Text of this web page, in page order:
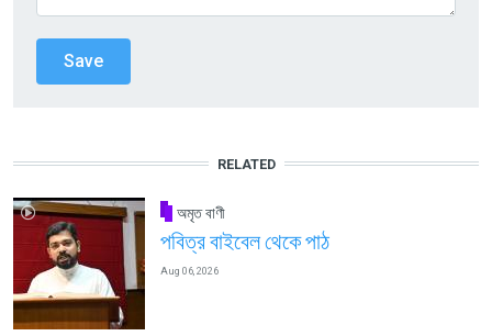
RELATED
অমৃত বাণী
পবিত্র বাইবেল থেকে পাঠ
Aug 06, 2026